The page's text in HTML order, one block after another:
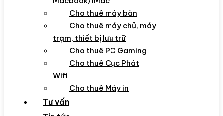
Cho thuê máy bàn
Cho thuê máy chủ, máy
trạm, thiết bị lưu trữ
Cho thuê PC Gaming
Cho thuê Cục Phát
Wifi
Cho thuê Máy in
Tư vấn